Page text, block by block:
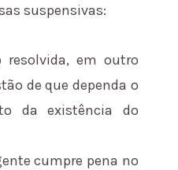
suspensivas:
resolvida, em outro
de que dependa o
da existência do
cumpre pena no